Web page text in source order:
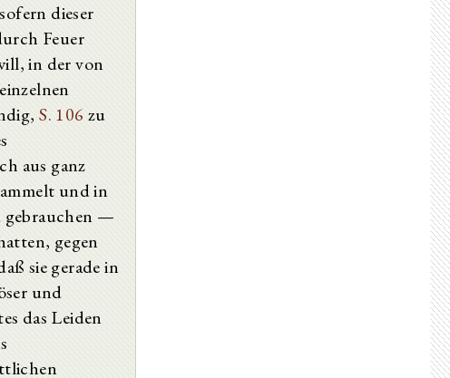
dieser
Feuer
in der von
S. 106 zu
aus ganz
und in
gebrauchen —
gegen
sie gerade in
und
das Leiden